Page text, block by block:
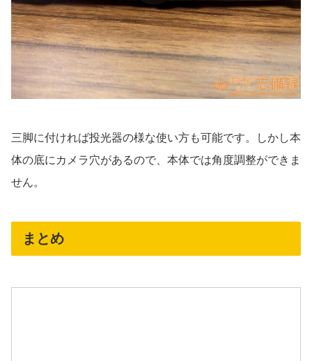
三脚に付ければ投光器の様な使い方も可能です。しかし本
体の底にカメラ穴があるので、本体では角度調整ができま
せん。
まとめ